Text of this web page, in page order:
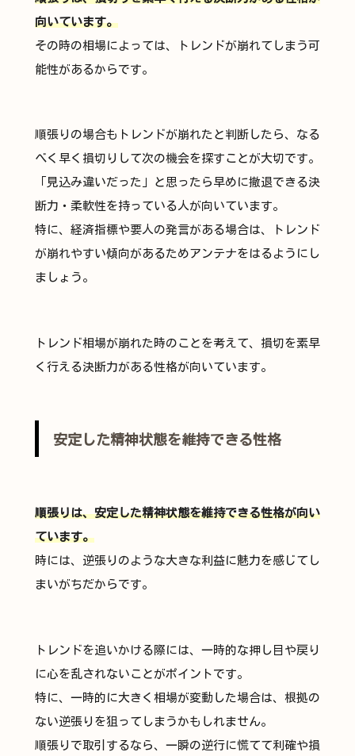
向いています。
その時の相場によっては、トレンドが崩れてしまう可
能性があるからです。
順張りの場合もトレンドが崩れたと判断したら、なる
べく早く損切りして次の機会を探すことが大切です。
「見込み違いだった」と思ったら早めに撤退できる決
断力・柔軟性を持っている人が向いています。
特に、経済指標や要人の発言がある場合は、トレンド
が崩れやすい傾向があるためアンテナをはるようにし
ましょう。
トレンド相場が崩れた時のことを考えて、損切を素早
く行える決断力がある性格が向いています。
安定した精神状態を維持できる性格
順張りは、安定した精神状態を維持できる性格が向い
ています。
時には、逆張りのような大きな利益に魅力を感じてし
まいがちだからです。
トレンドを追いかける際には、一時的な押し目や戻り
に心を乱されないことがポイントです。
特に、一時的に大きく相場が変動した場合は、根拠の
ない逆張りを狙ってしまうかもしれません。
順張りで取引するなら、一瞬の逆行に慌てて利確や損